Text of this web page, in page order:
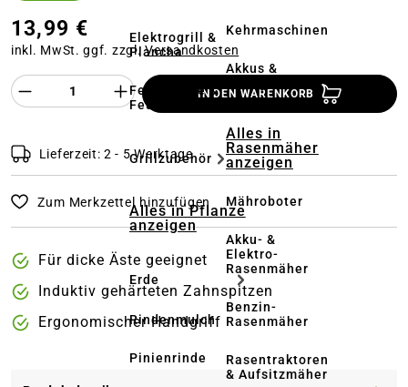
Elektrogrill &
Plancha
Feuerstelle &
Feuerschale
Grillzubehör
Alles in Pflanze
anzeigen
Erde
Rindenmulch
Pinienrinde
Kehrmaschinen
Akkus &
Alles in
Rasenmäher
anzeigen
Mähroboter
Akku- &
Elektro-
Rasenmäher
Benzin-
Rasenmäher
Rasentraktoren
& Aufsitzmäher
13,99 €
inkl. MwSt. ggf. zzgl.Versandkosten
Produkt Anzahl des Produktes
IN DEN WARENKORB
Lieferzeit: 2 - 5 Werktage
Zum Merkzettel hinzufügen
Für dicke Äste geeignet
Induktiv gehärteten Zahnspitzen
Ergonomischer Handgriff